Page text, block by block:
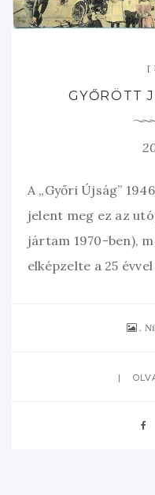
GYŐRÖTT
A „Győri Újság”
jelent meg ez az
jártam 1970-ben),
elképzelte a 25